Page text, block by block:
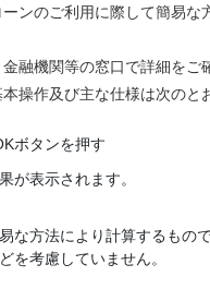
ンのご利用に際して簡易
融機関等の窓口で詳細をご
操作及び主な仕様は次のと
ボタンを押す
が表示されます。
な方法により計算するもの
を考慮していません。